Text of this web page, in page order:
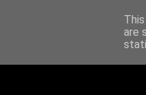
are